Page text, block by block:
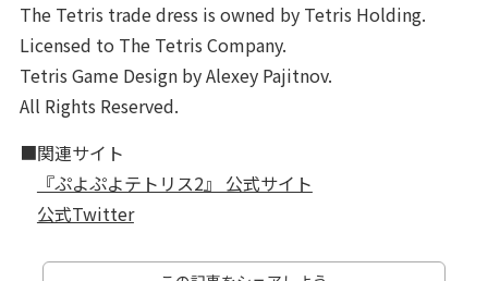
The Tetris trade dress is owned by Tetris Holding.
Licensed to The Tetris Company.
Tetris Game Design by Alexey Pajitnov.
All Rights Reserved.
■関連サイト
『ぷよぷよテトリス2』 公式サイト
公式Twitter